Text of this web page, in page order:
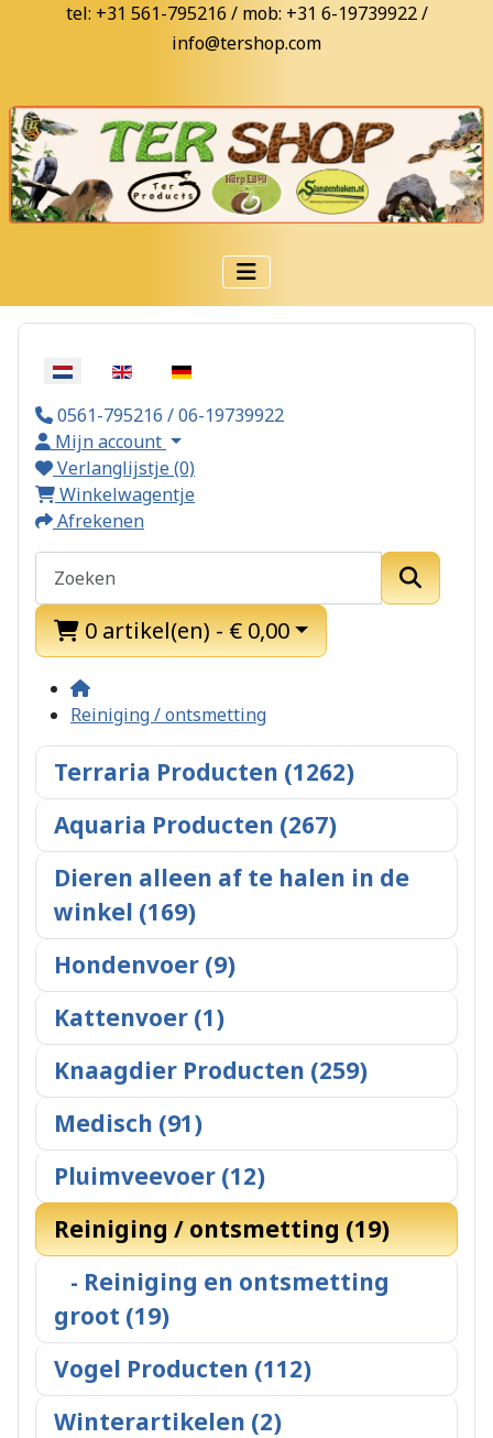
tel: +31 561-795216 / mob: +31 6-19739922 /
info@tershop.com
Selecteer de taal
0561-795216 / 06-19739922
Mijn account
Verlanglijstje (0)
Winkelwagentje
Afrekenen
0 artikel(en) - € 0,00
Reiniging / ontsmetting
Terraria Producten (1262)
Aquaria Producten (267)
Dieren alleen af te halen in de
winkel (169)
Hondenvoer (9)
Kattenvoer (1)
Knaagdier Producten (259)
Medisch (91)
Pluimveevoer (12)
Reiniging / ontsmetting (19)
- Reiniging en ontsmetting
groot (19)
Vogel Producten (112)
Winterartikelen (2)